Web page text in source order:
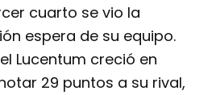
cuarto se vio la
espera de su equipo.
Lucentum creció en
29 puntos a su rival,